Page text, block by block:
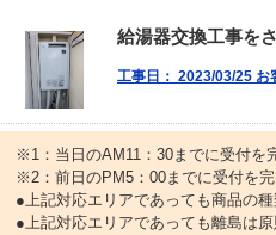
給湯器交換工事を
工事日： 2023/03/25
※1：当日のAM11：30までに受付を
※2：前日のPM5：00までに受付を完
●上記対応エリアであっても商品の
●上記対応エリアであっても離島は